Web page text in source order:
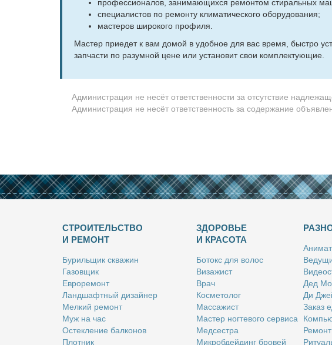
профессионалов, занимающихся ремонтом стиральных
специалистов по ремонту климатического оборудования;
мастеров широкого профиля.
Мастер приедет к вам домой в удобное для вас время, быстро
запчасти по разумной цене или установит свои комплектующие.
Администрация не несёт ответственности за отсутствие
Администрация не несёт ответственность за содержание
СТРОИТЕЛЬСТВО
И РЕМОНТ
Бу­риль­щик сква­жин
Га­зов­щик
Ев­ро­ре­монт
Ланд­шафт­ный ди­зай­нер
Мел­кий ре­монт
Муж на час
Остек­ле­ние бал­ко­нов
Плот­ник
ЗДОРОВЬЕ
И КРАСОТА
Бо­токс для во­лос
Ви­за­жист
Врач
Кос­ме­то­лог
Мас­са­жист
Ма­стер ног­те­во­го сер­ви­са
Мед­сест­ра
Мик­роб­дей­динг бро­вей
Дед
Ди
За­каз